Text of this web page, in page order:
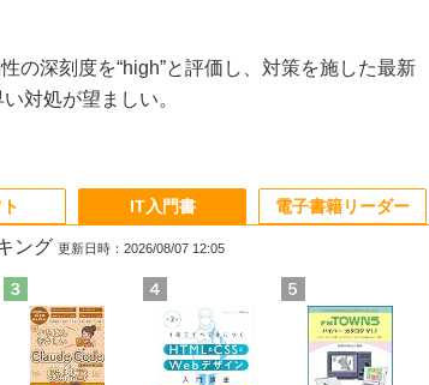
の深刻度を“high”と評価し、対策を施した最新
対処が望ましい。
IT入門書
ング 更新日時：2026/08/07 12:05
電子書籍リーダー